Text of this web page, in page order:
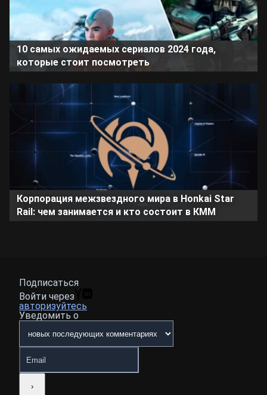
10 самых ожидаемых сериалов 2024 года,
которые стоит посмотреть
Корпорация межзвездного мира в Honkai Star
Rail: чем занимается и кто состоит в КММ
Подписаться
Войти через
авторизуйтесь
Уведомить о